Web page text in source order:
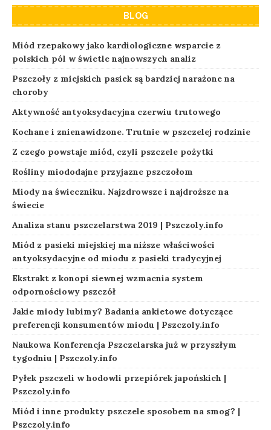
BLOG
Miód rzepakowy jako kardiologiczne wsparcie z
polskich pól w świetle najnowszych analiz
Pszczoły z miejskich pasiek są bardziej narażone na
choroby
Aktywność antyoksydacyjna czerwiu trutowego
Kochane i znienawidzone. Trutnie w pszczelej rodzinie
Z czego powstaje miód, czyli pszczele pożytki
Rośliny miododajne przyjazne pszczołom
Miody na świeczniku. Najzdrowsze i najdroższe na
świecie
Analiza stanu pszczelarstwa 2019 | Pszczoly.info
Miód z pasieki miejskiej ma niższe właściwości
antyoksydacyjne od miodu z pasieki tradycyjnej
Ekstrakt z konopi siewnej wzmacnia system
odpornościowy pszczół
Jakie miody lubimy? Badania ankietowe dotyczące
preferencji konsumentów miodu | Pszczoly.info
Naukowa Konferencja Pszczelarska już w przyszłym
tygodniu | Pszczoly.info
Pyłek pszczeli w hodowli przepiórek japońskich |
Pszczoly.info
Miód i inne produkty pszczele sposobem na smog? |
Pszczoly.info